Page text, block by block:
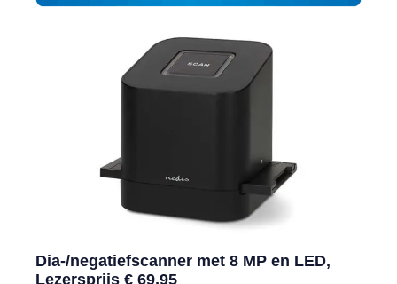
Dia-/negatiefscanner met 8 MP en LED,
Lezersprijs € 69,95